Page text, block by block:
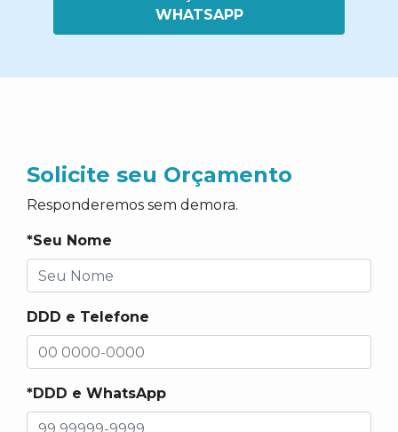
WHATSAPP
Solicite seu Orçamento
Responderemos sem demora.
*Seu Nome
DDD e Telefone
*DDD e WhatsApp